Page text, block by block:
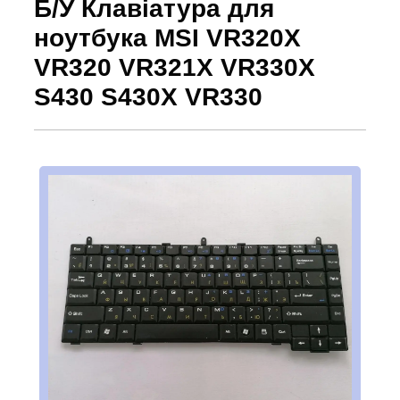
Б/У Клавіатура для
ноутбука MSI VR320X
VR320 VR321X VR330X
S430 S430X VR330